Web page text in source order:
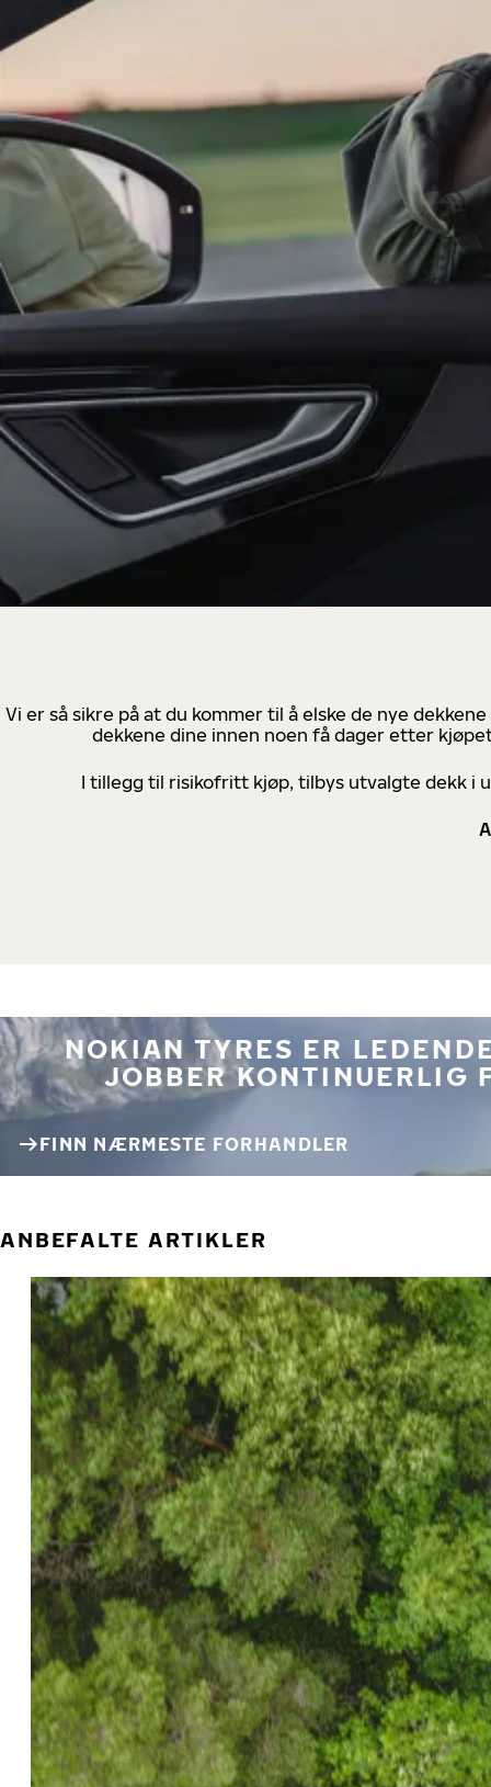
Vi er så sikre på at du kommer til å elske de nye
dekkene dine innen noen få dager etter
I tillegg til risikofritt kjøp, tilbys utvalgte dekk i
NOKIAN TYRES ER
JOBBER KONTINUERLIG
FINN NÆRMESTE FORHANDLER
ANBEFALTE ARTIKLER